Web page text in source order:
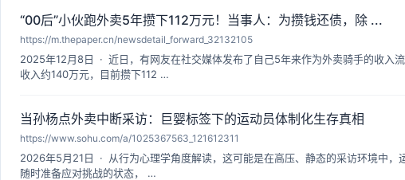
“00后”小伙跑外卖5年攒下112万元！当事人：为攒钱还债，除 ...
https://m.thepaper.cn/newsdetail_forward_32132105
2025年12月8日 · 近日，有网友在社交媒体发布了自己5年来作为外卖骑手的收入
收入约140万元，目前攒下112 …
当孙杨点外卖中断采访：巨婴标签下的运动员体制化生存真相
https://www.sohu.com/a/1025367563_121612311
2026年5月21日 · 从行为心理学角度解读，这可能是在高压、静态的采访环境中
随时准备应对挑战的状态， …